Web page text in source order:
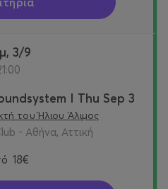
3/9
21:00
I Thu Sep 3
του Ήλιου Άλιμος
- Αθήνα, Αττική
18€